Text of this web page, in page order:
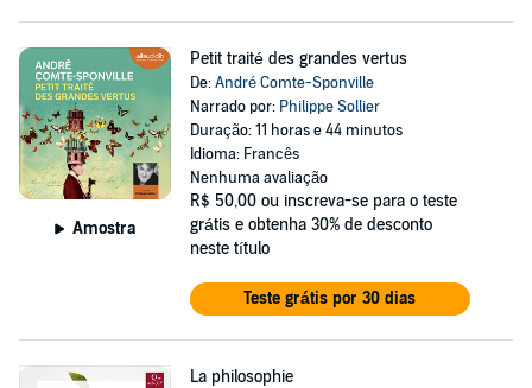
Amostra
Petit traité des grandes vertus
De:André Comte-Sponville
Narrado por: Philippe Sollier
Duração: 11 horas e 44 minutos
Idioma: Francês
Nenhuma avaliação
R$ 50,00 ou inscreva-se para o teste
grátis e obtenha 30% de desconto
neste título
Teste grátis por 30 dias
La philosophie